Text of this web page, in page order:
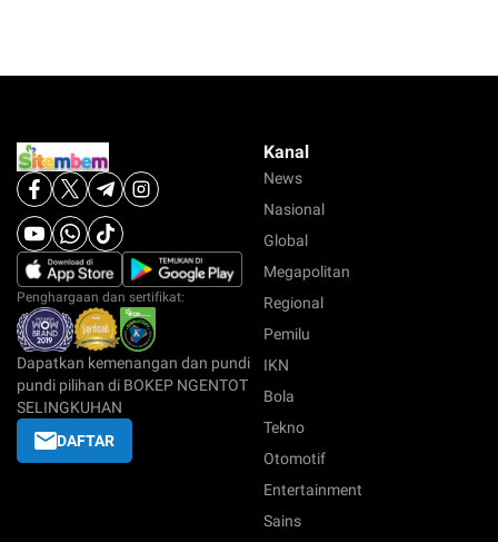
Penghargaan dan sertifikat:
Dapatkan kemenangan dan pundi
pundi pilihan di BOKEP NGENTOT
SELINGKUHAN
DAFTAR
Kanal
News
Nasional
Global
Megapolitan
Regional
Pemilu
IKN
Bola
Tekno
Otomotif
Entertainment
Sains